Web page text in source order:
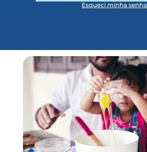
Esqueci minha senha